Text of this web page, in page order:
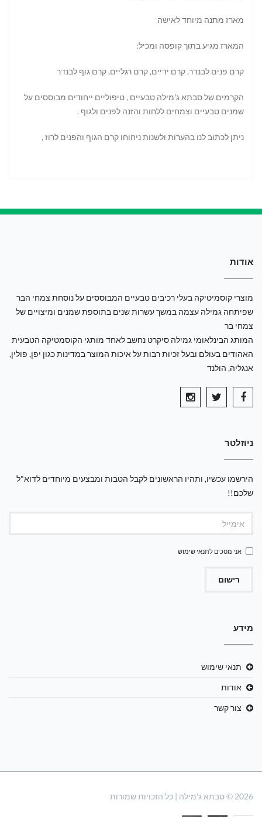
מארז מתנה מיוחד לאישה
המארז מגיע בתוך קופסה ומכיל:
קרם פנים לבנדר, קרם ידיים, קרם רגליים, קרם גוף לבנדר
הקרמים של סבתא ג'מילה טבעיים , טיפוליים ייחודים מבוססים על
שמנים טבעיים וצמחים ללחות והזנה לפנים ולגוף .
ניתן לכתוב לנו בהערות ולשנות ניחוחו קרם הגוף והפנים לרוז ,
אודות
מוצרי קוסמיטיקה בעלי רכיבים טבעיים המבוססים על נוסחת צמחי הבר
שפיתחה גמילה עצמה במשך עשרות שנים בתוספת שמנים ומיצויים של
צמחי בר
המותג הבינלאומי גמילה סיקרט נחשב לאחד מותגי הקוסמטיקה הטבעית
האהודים בעולם ובעל זכיות רבות על איכות המוצר במדינות כגון יפן, פולין,
אנגליה, הולנד
ניוזלטר
הירשמו עכשיו, ותהיו הראשונים לקבל הטבות ומבצעים מיוחדים לדוא"ל
שלכם!!
אני מסכים לתנאי שימוש
רישום
מידע
תנאי שימוש
אודות
צור קשר
2026 © סבתא ג'מילה | כל הזכויות שמורות